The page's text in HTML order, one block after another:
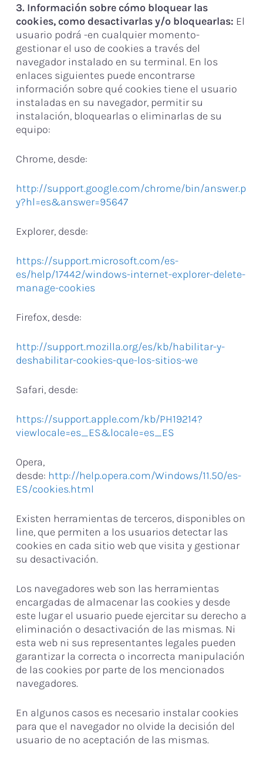
3. Información sobre cómo bloquear las
cookies, como desactivarlas y/o bloquearlas: El
usuario podrá -en cualquier momento-
gestionar el uso de cookies a través del
navegador instalado en su terminal. En los
enlaces siguientes puede encontrarse
información sobre qué cookies tiene el usuario
instaladas en su navegador, permitir su
instalación, bloquearlas o eliminarlas de su
equipo:
Chrome, desde:
http://support.google.com/chrome/bin/answer.p
y?hl=es&answer=95647
Explorer, desde:
https://support.microsoft.com/es-
es/help/17442/windows-internet-explorer-delete-
manage-cookies
Firefox, desde:
http://support.mozilla.org/es/kb/habilitar-y-
deshabilitar-cookies-que-los-sitios-we
Safari, desde:
https://support.apple.com/kb/PH19214?
viewlocale=es_ES&locale=es_ES
Opera,
desde: http://help.opera.com/Windows/11.50/es-
ES/cookies.html
Existen herramientas de terceros, disponibles on
line, que permiten a los usuarios detectar las
cookies en cada sitio web que visita y gestionar
su desactivación.
Los navegadores web son las herramientas
encargadas de almacenar las cookies y desde
este lugar el usuario puede ejercitar su derecho a
eliminación o desactivación de las mismas. Ni
esta web ni sus representantes legales pueden
garantizar la correcta o incorrecta manipulación
de las cookies por parte de los mencionados
navegadores.
En algunos casos es necesario instalar cookies
para que el navegador no olvide la decisión del
usuario de no aceptación de las mismas.